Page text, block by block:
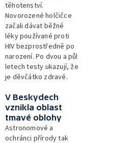
těhotenství.
Novorozené holčičce
začali dávat běžné
léky používané proti
HIV bezprostředně po
narození. Po dvou a půl
letech testy ukazují, že
je děvčátko zdravé.
V Beskydech
vznikla oblast
tmavé oblohy
Astronomové a
ochránci přírody tak